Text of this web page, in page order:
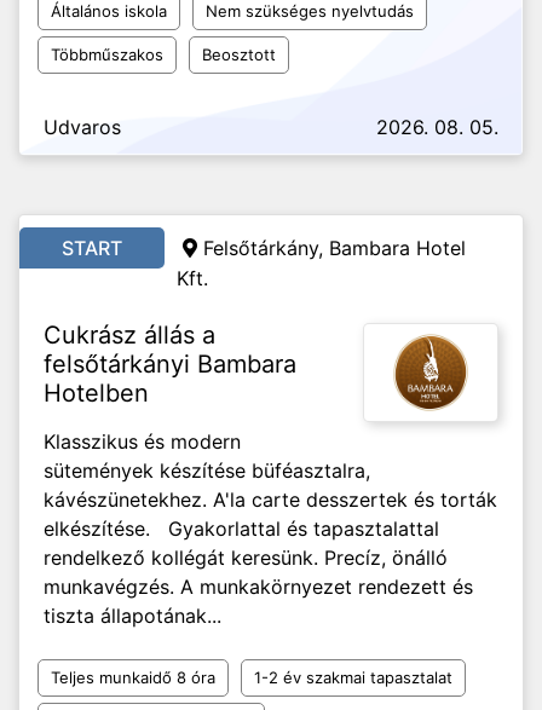
Általános iskola Nem szükséges nyelvtudás
Többműszakos Beosztott
Udvaros 2026. 08. 05.
START
Felsőtárkány, Bambara Hotel
Kft.
Cukrász állás a
felsőtárkányi Bambara
Hotelben
Klasszikus és modern
sütemények készítése büféasztalra,
kávészünetekhez. A'la carte desszertek és torták
elkészítése. Gyakorlattal és tapasztalattal
rendelkező kollégát keresünk. Precíz, önálló
munkavégzés. A munkakörnyezet rendezett és
tiszta állapotának...
Teljes munkaidő 8 óra 1-2 év szakmai tapasztalat